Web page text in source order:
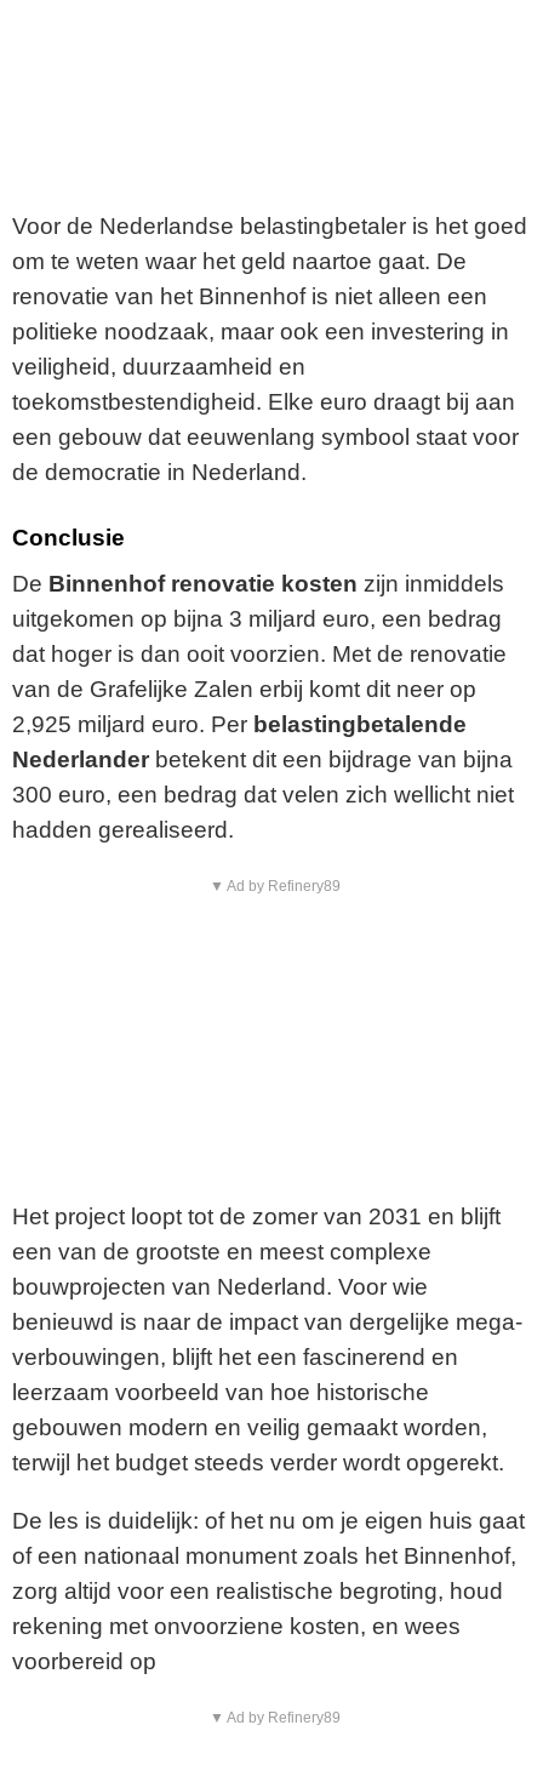
Voor de Nederlandse belastingbetaler is het goed
om te weten waar het geld naartoe gaat. De
renovatie van het Binnenhof is niet alleen een
politieke noodzaak, maar ook een investering in
veiligheid, duurzaamheid en
toekomstbestendigheid. Elke euro draagt bij aan
een gebouw dat eeuwenlang symbool staat voor
de democratie in Nederland.
Conclusie
De Binnenhof renovatie kosten zijn inmiddels
uitgekomen op bijna 3 miljard euro, een bedrag
dat hoger is dan ooit voorzien. Met de renovatie
van de Grafelijke Zalen erbij komt dit neer op
2,925 miljard euro. Per belastingbetalende
Nederlander betekent dit een bijdrage van bijna
300 euro, een bedrag dat velen zich wellicht niet
hadden gerealiseerd.
▼ Ad by Refinery89
Het project loopt tot de zomer van 2031 en blijft
een van de grootste en meest complexe
bouwprojecten van Nederland. Voor wie
benieuwd is naar de impact van dergelijke mega-
verbouwingen, blijft het een fascinerend en
leerzaam voorbeeld van hoe historische
gebouwen modern en veilig gemaakt worden,
terwijl het budget steeds verder wordt opgerekt.
De les is duidelijk: of het nu om je eigen huis gaat
of een nationaal monument zoals het Binnenhof,
zorg altijd voor een realistische begroting, houd
rekening met onvoorziene kosten, en wees
voorbereid op
▼ Ad by Refinery89